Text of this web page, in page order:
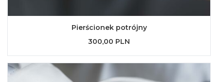
Pierścionek potrójny
300,00 PLN